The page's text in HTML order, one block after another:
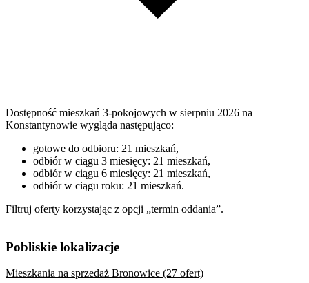
Dostępność mieszkań 3-pokojowych w sierpniu 2026 na
Konstantynowie wygląda następująco:
gotowe do odbioru: 21 mieszkań,
odbiór w ciągu 3 miesięcy: 21 mieszkań,
odbiór w ciągu 6 miesięcy: 21 mieszkań,
odbiór w ciągu roku: 21 mieszkań.
Filtruj oferty korzystając z opcji „termin oddania”.
Pobliskie lokalizacje
Mieszkania na sprzedaż Bronowice (27 ofert)